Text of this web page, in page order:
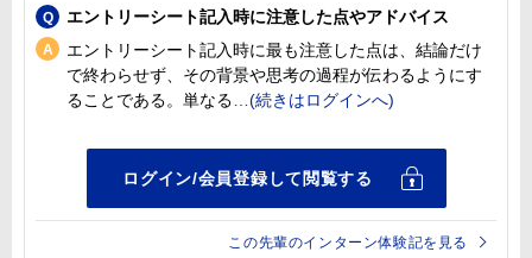
エントリーシート記入時に注意した点やアドバイス
エントリーシート記入時に最も注意した点は、結論だけ
で終わらせず、その背景や思考の過程が伝わるようにす
ることである。単なる
この先輩のインターン体験記を見る